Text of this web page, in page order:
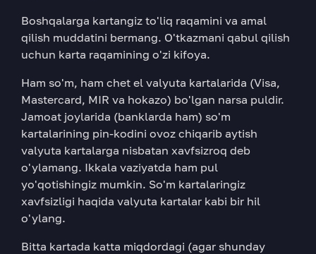
Boshqalarga kartangiz to'liq raqamini va amal
qilish muddatini bermang. O'tkazmani qabul qilish
uchun karta raqamining o'zi kifoya.
Ham so'm, ham chet el valyuta kartalarida (Visa,
Mastercard, MIR va hokazo) bo'lgan narsa puldir.
Jamoat joylarida (banklarda ham) so'm
kartalarining pin-kodini ovoz chiqarib aytish
valyuta kartalarga nisbatan xavfsizroq deb
o'ylamang. Ikkala vaziyatda ham pul
yo'qotishingiz mumkin. So'm kartalaringiz
xavfsizligi haqida valyuta kartalar kabi bir hil
o'ylang.
Bitta kartada katta miqdordagi (agar shunday